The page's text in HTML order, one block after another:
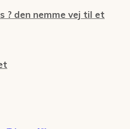
? den nemme vej til et